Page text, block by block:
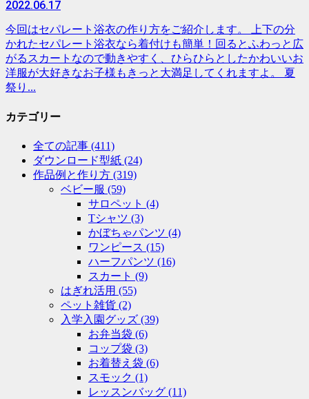
2022.06.17
今回はセパレート浴衣の作り方をご紹介します。 上下の分
かれたセパレート浴衣なら着付けも簡単！回るとふわっと広
がるスカートなので動きやすく、ひらひらとしたかわいいお
洋服が大好きなお子様もきっと大満足してくれますよ。 夏
祭り...
カテゴリー
全ての記事 (411)
ダウンロード型紙 (24)
作品例と作り方 (319)
ベビー服 (59)
サロペット (4)
Tシャツ (3)
かぼちゃパンツ (4)
ワンピース (15)
ハーフパンツ (16)
スカート (9)
はぎれ活用 (55)
ペット雑貨 (2)
入学入園グッズ (39)
お弁当袋 (6)
コップ袋 (3)
お着替え袋 (6)
スモック (1)
レッスンバッグ (11)